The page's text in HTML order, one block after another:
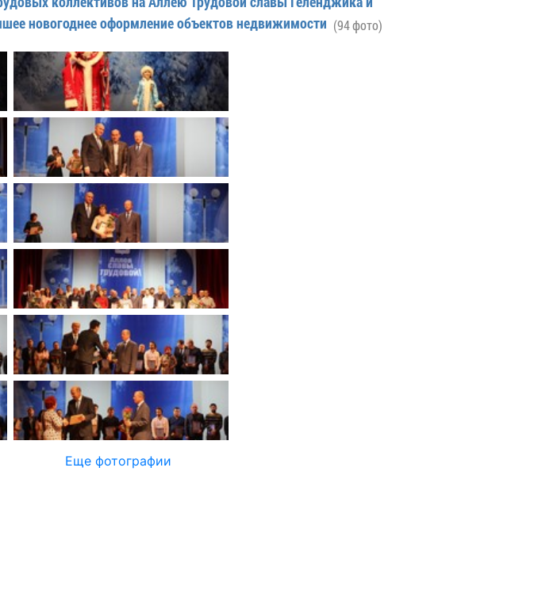
имуществе и обязательствах
имущественного характера
План работы и график сессий
ОБРАЩЕНИЯ
Написать обращение
Просмотр своего обращения
Установленные формы
обращений
Порядок и время приема
Порядок обжалования
Обзоры обращений лиц
Законодательная карта
Порядок оказания бесплатной
юридической помощи
Муниципальное имущество
Муниципально-частное
новогоднее оформление объектов недвижимости (94 фото)
Еще фотографии